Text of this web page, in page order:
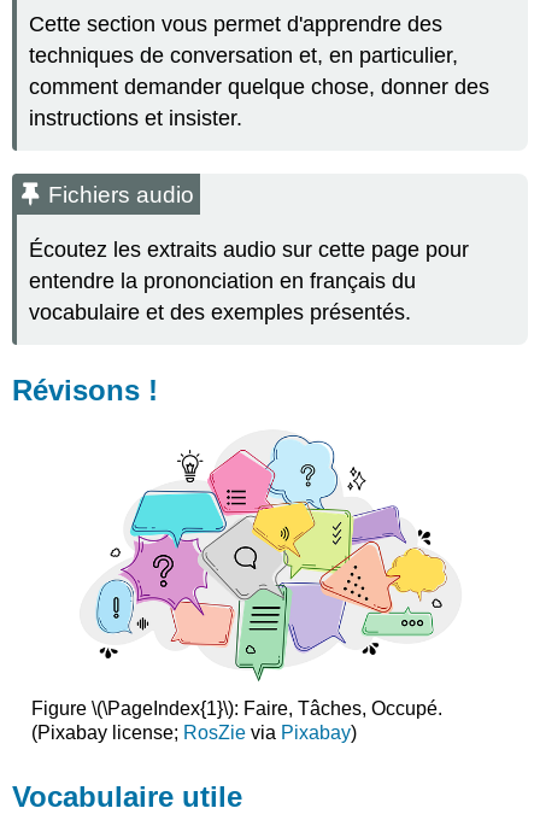
Révisons
Vocabulaire
utile
Activité
Réponses
Activité
Réponses
Activité
C
Activité
Cette section vous permet d'apprendre des
techniques de conversation et, en particulier,
comment demander quelque chose, donner des
instructions et insister.
Fichiers audio
Écoutez les extraits audio sur cette page pour
entendre la prononciation en français du
vocabulaire et des exemples présentés.
Révisons !
Figure \(\PageIndex{1}\): Faire, Tâches, Occupé.
(Pixabay license; RosZievia Pixabay)
Vocabulaire utile